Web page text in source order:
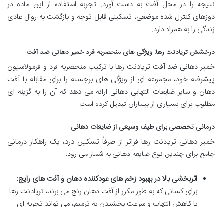
نتیجه را در محل آفت به دست آورد. تجربه استفاده از این ماده در
دوزهای کنترل شده موضعی، تسکینی قابل توجه و بازگشت به روال عادی
زندگی را به همراه دارد.
درخشش تریادنت رها: ویژگی های منحصربه فرد خمیر دهانی ضد آفت
خمیر دهانی ضد آفت تریادنت رها با ترکیب منحصربه فرد و فرمولاسیون
پیشرفته خود، مجموعه ای از ویژگی های برجسته را برای مقابله با آفت
دهان و سایر ضایعات التهابی دهانی ارائه می دهد که آن را به گزینه ای
مطلوب برای بسیاری از بیماران تبدیل کرده است.
درمانی تخصصی برای طیف وسیعی از ضایعات دهانی
خمیر دهانی تریادنت رها فراتر از صرفاً تسکین درد، یک راهکار درمانی
جامع برای چندین نوع ضایعه دهانی به شمار می رود:
اثربخشی بالا در بهبود زخم های عودکننده دهان و آفت های رایج:
برای کسانی که به طور مکرر از آفت دهان رنج می برند، تریادنت رها
با کاهش التهاب و سرعت بخشیدن به ترمیم، می تواند تجربه ای